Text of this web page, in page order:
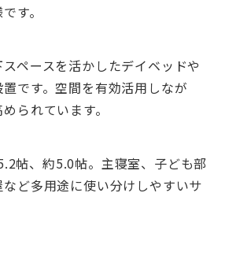
す。
ペースを活かしたデイベッドや
です。空間を有効活用しなが
られています。
帖、約5.0帖。主寝室、子ども部
ど多用途に使い分けしやすいサ